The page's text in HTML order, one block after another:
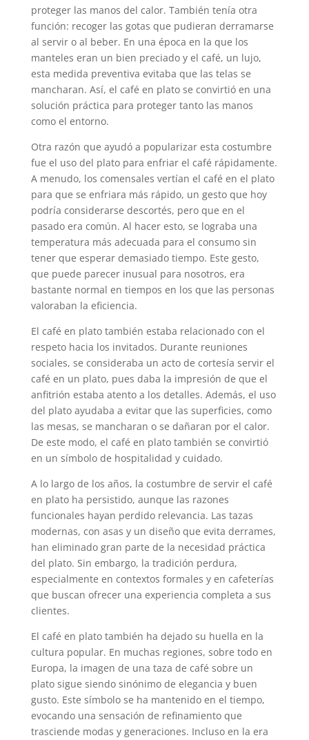
proteger las manos del calor. También tenía otra
función: recoger las gotas que pudieran derramarse
al servir o al beber. En una época en la que los
manteles eran un bien preciado y el café, un lujo,
esta medida preventiva evitaba que las telas se
mancharan. Así, el café en plato se convirtió en una
solución práctica para proteger tanto las manos
como el entorno.
Otra razón que ayudó a popularizar esta costumbre
fue el uso del plato para enfriar el café rápidamente.
A menudo, los comensales vertían el café en el plato
para que se enfriara más rápido, un gesto que hoy
podría considerarse descortés, pero que en el
pasado era común. Al hacer esto, se lograba una
temperatura más adecuada para el consumo sin
tener que esperar demasiado tiempo. Este gesto,
que puede parecer inusual para nosotros, era
bastante normal en tiempos en los que las personas
valoraban la eficiencia.
El café en plato también estaba relacionado con el
respeto hacia los invitados. Durante reuniones
sociales, se consideraba un acto de cortesía servir el
café en un plato, pues daba la impresión de que el
anfitrión estaba atento a los detalles. Además, el uso
del plato ayudaba a evitar que las superficies, como
las mesas, se mancharan o se dañaran por el calor.
De este modo, el café en plato también se convirtió
en un símbolo de hospitalidad y cuidado.
A lo largo de los años, la costumbre de servir el café
en plato ha persistido, aunque las razones
funcionales hayan perdido relevancia. Las tazas
modernas, con asas y un diseño que evita derrames,
han eliminado gran parte de la necesidad práctica
del plato. Sin embargo, la tradición perdura,
especialmente en contextos formales y en cafeterías
que buscan ofrecer una experiencia completa a sus
clientes.
El café en plato también ha dejado su huella en la
cultura popular. En muchas regiones, sobre todo en
Europa, la imagen de una taza de café sobre un
plato sigue siendo sinónimo de elegancia y buen
gusto. Este símbolo se ha mantenido en el tiempo,
evocando una sensación de refinamiento que
trasciende modas y generaciones. Incluso en la era